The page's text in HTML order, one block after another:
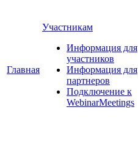
Главная
Участникам
Информация для
участников
Информация для
партнеров
Подключение к
WebinarMeetings